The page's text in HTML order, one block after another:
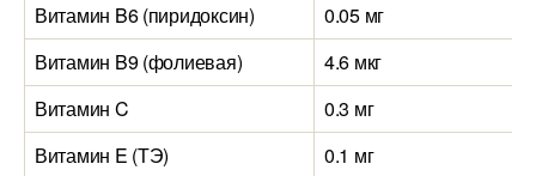
Витамин B6 (пиридоксин)
0.05 мг
Витамин B9 (фолиевая)
4.6 мкг
Витамин C
0.3 мг
Витамин E (ТЭ)
0.1 мг